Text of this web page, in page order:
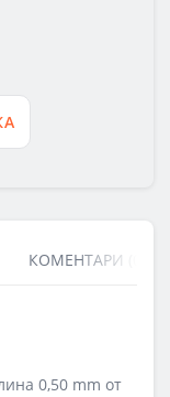
КОМЕНТАРИ (0)
0,50 mm от